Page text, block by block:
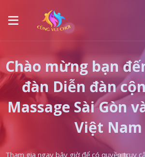
Chào mừng bạn
đàn Diễn đàn
Massage Sài Gòn
Việt Nam
Tham gia ngay bây giờ để có quyền truy